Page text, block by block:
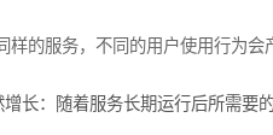
样的服务，不同的用户使用行为会
增长：随着服务长期运行后所需要的